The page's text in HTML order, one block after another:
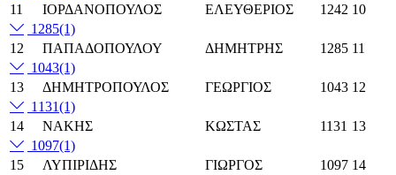
11
ΙΟΡΔΑΝΟΠΟΥΛΟΣ ΕΛΕΥΘΕΡΙΟΣ 1242 10
1285(1)
12
ΠΑΠΑΔΟΠΟΥΛΟΥ ΔΗΜΗΤΡΗΣ 1285 11
1043(1)
13
ΔΗΜΗΤΡΟΠΟΥΛΟΣ ΓΕΩΡΓΙΟΣ 1043 12
1131(1)
14
ΝΑΚΗΣ ΚΩΣΤΑΣ 1131 13
1097(1)
15
ΛΥΠΙΡΙΔΗΣ ΓΙΩΡΓΟΣ 1097 14